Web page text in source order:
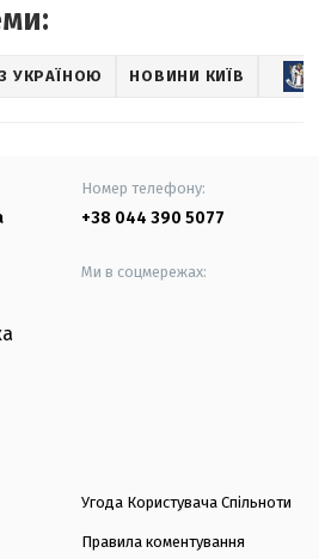
УКРАЇНОЮ НОВИНИ КИЇВ
Номер телефону:
+38 044 390 5077
Ми в соцмережах:
Угода Користувача Спільноти
Правила коментування